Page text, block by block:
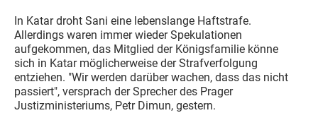
In Katar droht Sani eine lebenslange Haftstrafe.
Allerdings waren immer wieder Spekulationen
aufgekommen, das Mitglied der Königsfamilie könne
sich in Katar möglicherweise der Strafverfolgung
entziehen. "Wir werden darüber wachen, dass das nicht
passiert", versprach der Sprecher des Prager
Justizministeriums, Petr Dimun, gestern.